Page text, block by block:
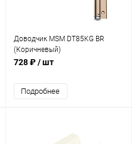
Доводчик MSM DT85KG BR
(Коричневый)
728 ₽/ шт
Подробнее